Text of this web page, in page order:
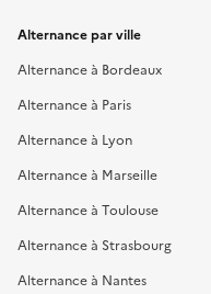
Alternance par ville
Alternance à Bordeaux
Alternance à Paris
Alternance à Lyon
Alternance à Marseille
Alternance à Toulouse
Alternance à Strasbourg
Alternance à Nantes